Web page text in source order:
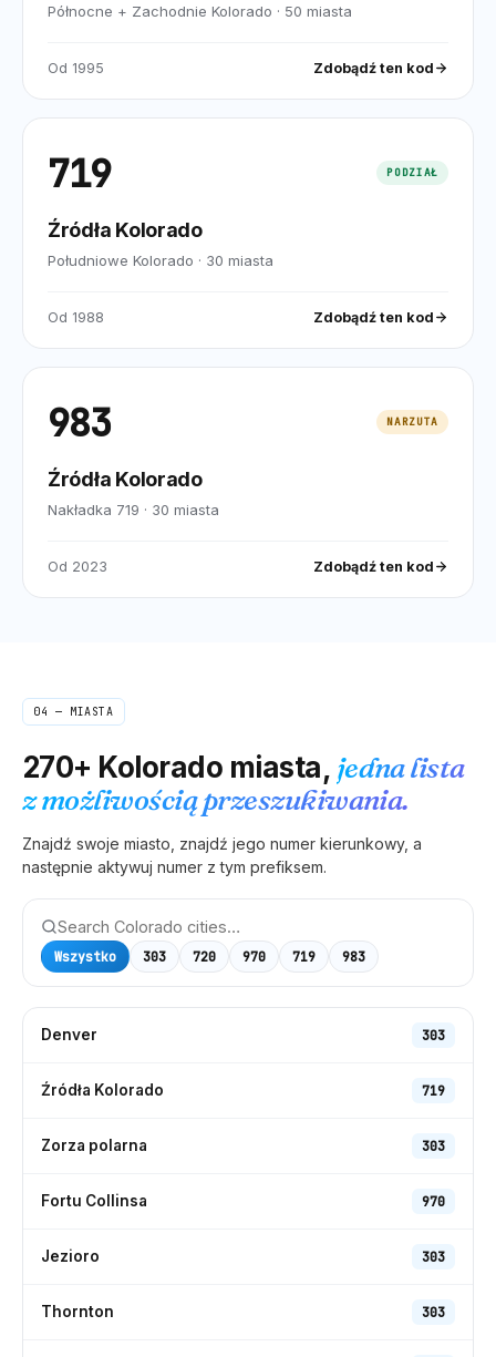
Północne + Zachodnie Kolorado · 50 miasta
Od 1995 Zdobądź ten kod
719 PODZIAŁ
Źródła Kolorado
Południowe Kolorado · 30 miasta
Od 1988 Zdobądź ten kod
983 NARZUTA
Źródła Kolorado
Nakładka 719 · 30 miasta
Od 2023 Zdobądź ten kod
04 — MIASTA
270+ Kolorado miasta, jedna lista
z możliwością przeszukiwania.
Znajdź swoje miasto, znajdź jego numer kierunkowy, a
następnie aktywuj numer z tym prefiksem.
Wszystko 303 720 970 719 983
Denver 303
Źródła Kolorado 719
Zorza polarna 303
Fortu Collinsa 970
Jezioro 303
Thornton 303